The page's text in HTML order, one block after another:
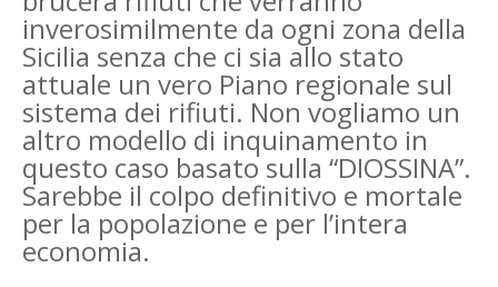
inverosimilmente da ogni zona della
Sicilia senza che ci sia allo stato
attuale un vero Piano regionale sul
sistema dei rifiuti. Non vogliamo un
altro modello di inquinamento in
questo caso basato sulla “DIOSSINA”.
Sarebbe il colpo definitivo e mortale
per la popolazione e per l’intera
economia.